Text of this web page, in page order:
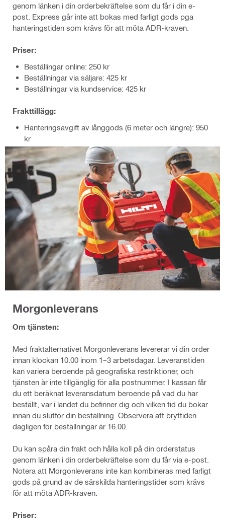
genom länken i din orderbekräftelse som du får i din e-
post. Express går inte att bokas med farligt gods pga
hanteringstiden som krävs för att möta ADR-kraven.
Priser:
Beställingar online: 250 kr
Beställningar via säljare: 425 kr
Beställningar via kundservice: 425 kr
Frakttillägg:
Hanteringsavgift av långgods (6 meter och längre): 950
kr
Morgonleverans
Om tjänsten:
Med fraktalternativet Morgonleverans levererar vi din order
innan klockan 10.00 inom 1–3 arbetsdagar. Leveranstiden
kan variera beroende på geografiska restriktioner, och
tjänsten är inte tillgänglig för alla postnummer. I kassan får
du ett beräknat leveransdatum beroende på vad du har
beställt, var i landet du befinner dig och vilken tid du bokar
innan du slutför din beställning. Observera att bryttiden
dagligen för beställningar är 16.00.
Du kan spåra din frakt och hålla koll på din orderstatus
genom länken i din orderbekräftelse som du får via e-post.
Notera att Morgonleverans inte kan kombineras med farligt
gods på grund av de särskilda hanteringstider som krävs
för att möta ADR-kraven.
Priser: